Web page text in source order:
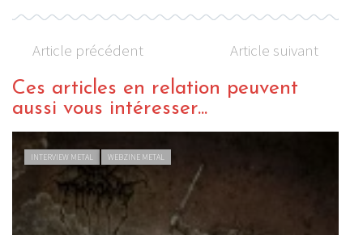
Article précédent Article suivant
Ces articles en relation peuvent
aussi vous intéresser...
INTERVIEW METAL WEBZINE METAL